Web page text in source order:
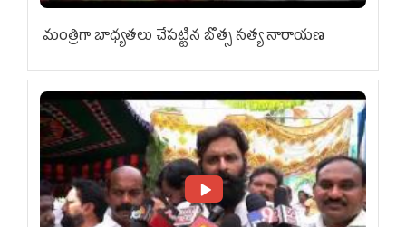
మంత్రిగా బాధ్యతలు చేపట్టిన బొత్స సత్య నారాయణ